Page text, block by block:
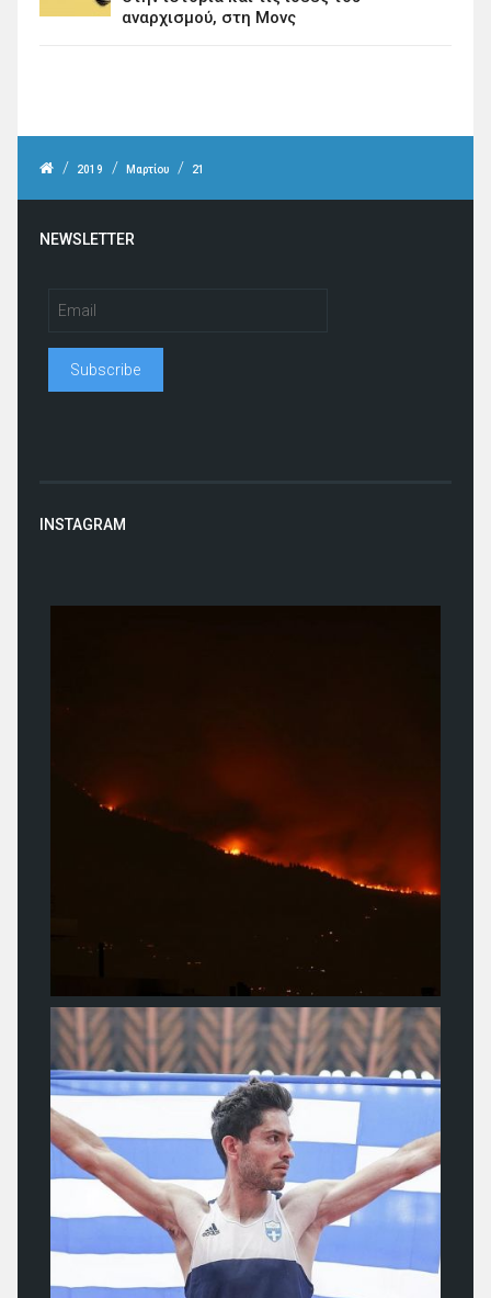
αναρχισμού, στη Μονς
/ 2019 / Μαρτίου / 21
NEWSLETTER
INSTAGRAM